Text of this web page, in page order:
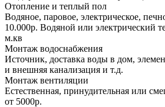
Отопление и теплый пол
Водяное, паровое, электрическое,
10.000р. Водяной или электрический
м.кв
Монтаж водоснабжения
Источник, доставка воды в дом,
и внешняя канализация и т.д.
Монтаж вентиляции
Естественная, принудительная или
от 5000р.